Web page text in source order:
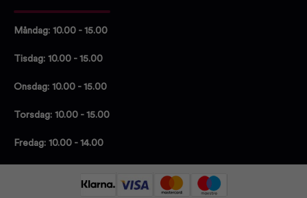
Måndag: 10.00 - 15.00
Tisdag: 10.00 - 15.00
Onsdag: 10.00 - 15.00
Torsdag: 10.00 - 15.00
Fredag: 10.00 - 14.00